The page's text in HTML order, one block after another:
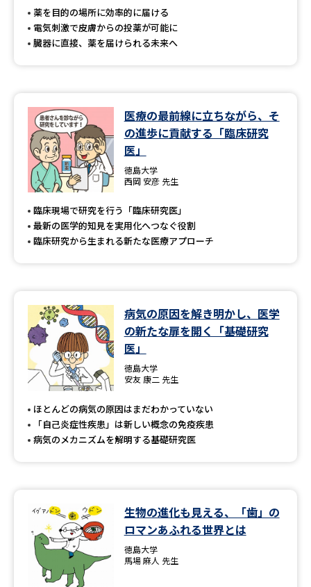
薬を目的の場所に効率的に届ける
電気刺激で皮膚からの投薬が可能に
臓器に直接、薬を届けられる未来へ
医療の最前線に立ちながら、そ
の進歩に貢献する「臨床研究
医」
徳島大学
西岡 安彦 先生
臨床現場で研究を行う「臨床研究医」
最新の医学的知見を実用化へつなぐ役割
臨床研究から生まれる新たな医療アプローチ
病気の原因を解き明かし、医学
の新たな扉を開く「基礎研究
医」
徳島大学
安友 康二 先生
ほとんどの病気の原因はまだわかっていない
「自己炎症性疾患」は新しい概念の免疫疾患
病気のメカニズムを解明する基礎研究医
生物の進化も見える、「歯」の
ロマンあふれる世界とは
徳島大学
馬場 麻人 先生